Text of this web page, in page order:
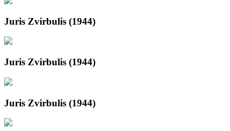
Juris Zvirbulis (1944)
Juris Zvirbulis (1944)
Juris Zvirbulis (1944)